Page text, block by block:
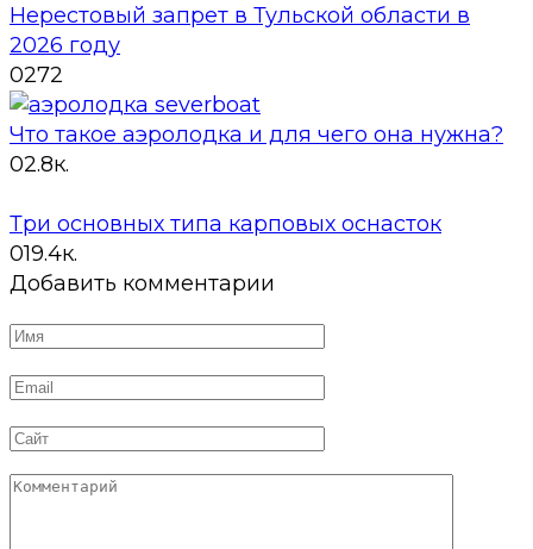
Нерестовый запрет в Тульской области в
2026 году
0272
Что такое аэролодка и для чего она нужна?
02.8к.
Три основных типа карповых оснасток
019.4к.
Добавить комментарии
Имя
Email
Сайт
Комментарий